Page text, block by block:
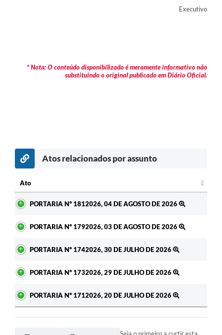
Executivo
* Nota: O conteúdo disponibilizado é meramente informativo não
substituindo o original publicado em Diário Oficial.
Atos relacionados por assunto
Ato
PORTARIA Nº 1812026, 04 DE AGOSTO DE 2026
PORTARIA Nº 1792026, 03 DE AGOSTO DE 2026
PORTARIA Nº 1742026, 30 DE JULHO DE 2026
PORTARIA Nº 1732026, 29 DE JULHO DE 2026
PORTARIA Nº 1712026, 20 DE JULHO DE 2026